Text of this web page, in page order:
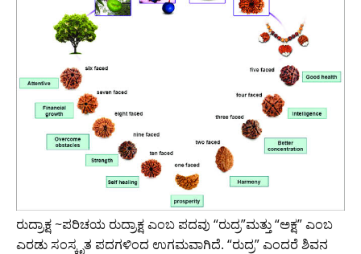
ರುದ್ರಾಕ್ಷ ~ಪರಿಚಯ ರುದ್ರಾಕ್ಷ ಎಂಬ ಪದವು “ರುದ್ರ”ಮತ್ತು “ಅಕ್ಷ” ಎಂಬ
ಎರಡು ಸಂಸ್ಕೃತ ಪದಗಳಿಂದ ಉಗಮವಾಗಿದೆ. “ರುದ್ರ” ಎಂದರೆ ಶಿವನ